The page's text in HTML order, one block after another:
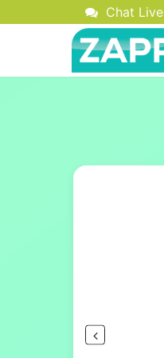
Chat Live